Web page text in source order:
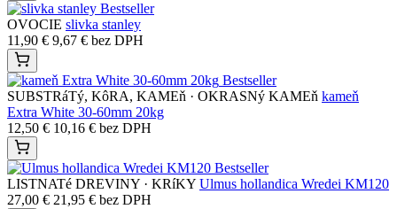
Bestseller
OVOCIE slivka stanley
11,90 € 9,67 € bez DPH
Bestseller
SUBSTRáTý, KôRA, KAMEň · OKRASNý KAMEň kameň
Extra White 30-60mm 20kg
12,50 € 10,16 € bez DPH
Bestseller
LISTNATé DREVINY · KRíKY Ulmus hollandica Wredei KM120
27,00 € 21,95 € bez DPH